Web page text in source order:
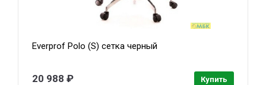
Everprof Polo (S) сетка черный
20 988 ₽ Купить